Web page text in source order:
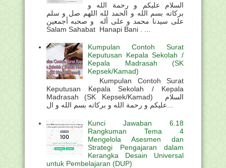
السلام عليكم و رحمة الله و
بركاته بسم الله و الحمد لله اللهم صل و سلم
على سيدنا محمد و على أله و صحبه أجمعين
Salam Sahabat Hanapi Bani . ...
Kumpulan Contoh Surat
Keputusan Kepala Sekolah /
Kepala Madrasah (SK
Kepsek/Kamad)
Kumpulan Contoh Surat
Keputusan Kepala Sekolah / Kepala
Madrasah (SK Kepsek/Kamad) السلام
Kunci Jawaban 6.18
Rangkuman Tema 4
Mengelola Asesmen dan
Strategi Pengajaran dalam
Kerangka Desain Universal
untuk Pembelajaran (DUP)